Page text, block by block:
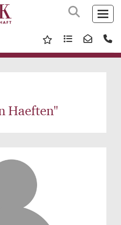
Haeften"